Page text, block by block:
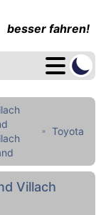
besser fahren!
Toyota
Villach